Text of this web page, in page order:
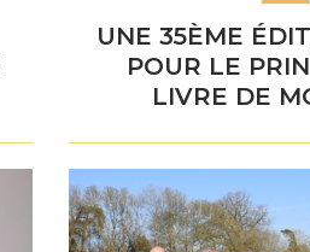
UNE 35ÈME
POUR LE
LIVRE DE